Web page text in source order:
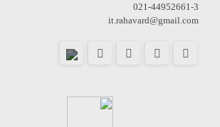
021-44952661-3
it.rahavard@gmail.com